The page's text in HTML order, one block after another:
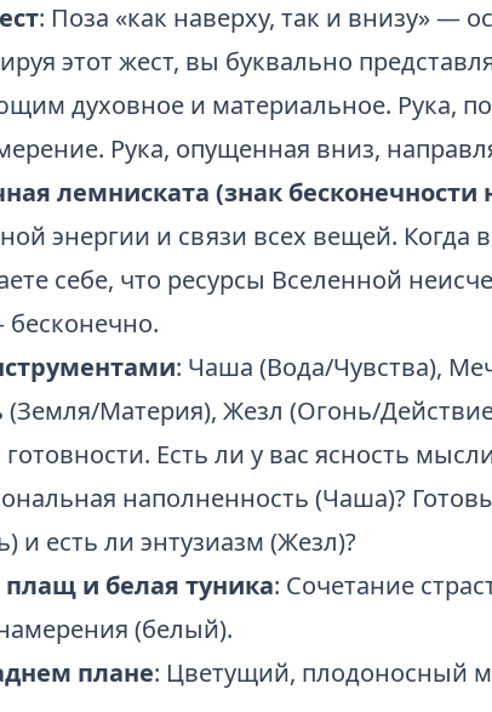
: Поза «как наверху, так и внизу» —
этот жест, вы буквально
духовное и материальное. Рука,
Рука, опущенная вниз,
лемниската (знак бесконечности
энергии и связи всех вещей. Когда
себе, что ресурсы Вселенной
: Чаша (Вода/Чувства),
(Земля/Материя), Жезл (Огонь/
Есть ли у вас ясность
наполненность (Чаша)?
и есть ли энтузиазм (Жезл)?
и белая туника: Сочетание
(белый).
плане: Цветущий, плодоносный